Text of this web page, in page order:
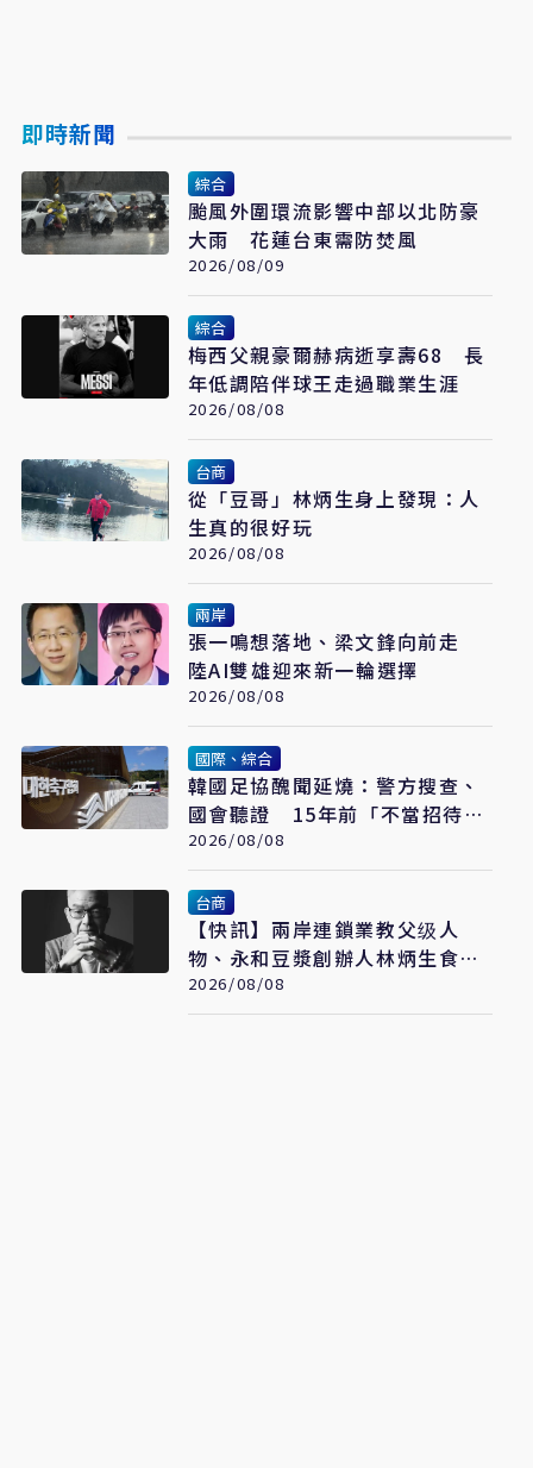
即時新聞
綜合
颱風外圍環流影響中部以北防豪
大雨 花蓮台東需防焚風
2026/08/09
綜合
梅西父親豪爾赫病逝享壽68 長
年低調陪伴球王走過職業生涯
2026/08/08
台商
從「豆哥」林炳生身上發現：人
生真的很好玩
2026/08/08
兩岸
張一鳴想落地、梁文鋒向前走
陸AI雙雄迎來新一輪選擇
2026/08/08
國際、綜合
韓國足協醜聞延燒：警方搜查、
國會聽證 15年前「不當招待」
疑雲重見天日
2026/08/08
台商
【快訊】兩岸連鎖業教父级人
物、永和豆漿創辦人林炳生食道
癌病逝 享年70歲
2026/08/08